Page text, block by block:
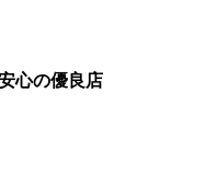
心の優良店